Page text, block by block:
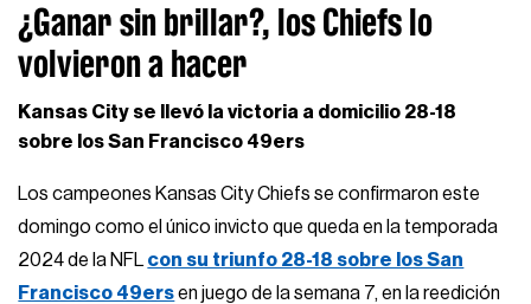
¿Ganar sin brillar?, los Chiefs lo
volvieron a hacer
Kansas City se llevó la victoria a domicilio 28-18
sobre los San Francisco 49ers
Los campeones Kansas City Chiefs se confirmaron este
domingo como el único invicto que queda en la temporada
2024 de la NFL con su triunfo 28-18 sobre los San
Francisco 49ersen juego de la semana 7, en la reedición